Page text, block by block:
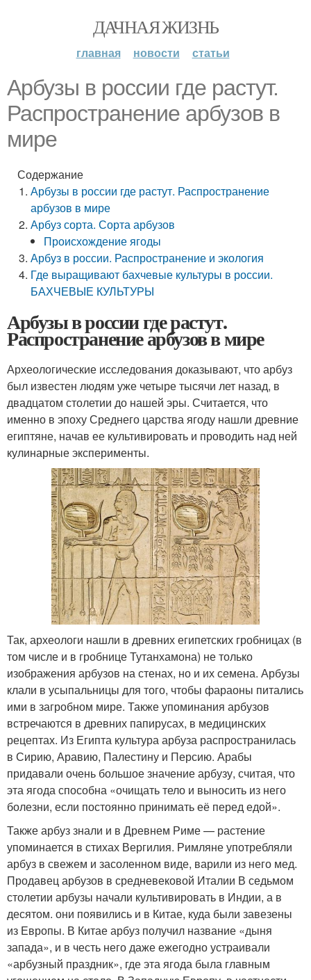
ДАЧНАЯ ЖИЗНЬ
главная новости статьи
Арбузы в россии где растут.
Распространение арбузов в
мире
Содержание
Арбузы в россии где растут. Распространение
арбузов в мире
Арбуз сорта. Сорта арбузов
Происхождение ягоды
Арбуз в россии. Распространение и экология
Где выращивают бахчевые культуры в россии.
БАХЧЕВЫЕ КУЛЬТУРЫ
Арбузы в россии где растут.
Распространение арбузов в мире
Археологические исследования доказывают, что арбуз
был известен людям уже четыре тысячи лет назад, в
двадцатом столетии до нашей эры. Считается, что
именно в эпоху Среднего царства ягоду нашли древние
египтяне, начав ее культивировать и проводить над ней
кулинарные эксперименты.
Так, археологи нашли в древних египетских гробницах (в
том числе и в гробнице Тутанхамона) не только
изображения арбузов на стенах, но и их семена. Арбузы
клали в усыпальницы для того, чтобы фараоны питались
ими в загробном мире. Также упоминания арбузов
встречаются в древних папирусах, в медицинских
рецептах. Из Египта культура арбуза распространилась
в Сирию, Аравию, Палестину и Персию. Арабы
придавали очень большое значение арбузу, считая, что
эта ягода способна «очищать тело и выносить из него
болезни, если постоянно принимать её перед едой».
Также арбуз знали и в Древнем Риме — растение
упоминается в стихах Вергилия. Римляне употребляли
арбуз в свежем и засоленном виде, варили из него мед.
Продавец арбузов в средневековой Италии В седьмом
столетии арбузы начали культивировать в Индии, а в
десятом. они появились и в Китае, куда были завезены
из Европы. В Китае арбуз получил название «дыня
запада», и в честь него даже ежегодно устраивали
«арбузный праздник», где эта ягода была главным